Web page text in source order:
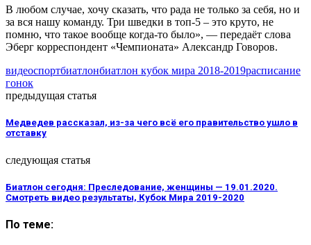
В любом случае, хочу сказать, что рада не только за себя, но и
за вся нашу команду. Три шведки в топ-5 – это круто, не
помню, что такое вообще когда-то было», — передаёт слова
Эберг корреспондент «Чемпионата» Александр Говоров.
видеоспортбиатлонбиатлон кубок мира 2018-2019расписание
гонок
предыдущая статья
Медведев рассказал, из-за чего всё его правительство ушло в
отставку
следующая статья
Биатлон сегодня: Преследование, женщины — 19.01.2020.
Смотреть видео результаты, Кубок Мира 2019-2020
По теме: